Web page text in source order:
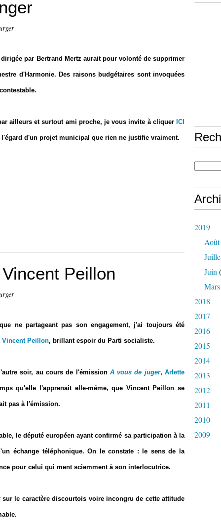
par Bertrand Mertz aurait pour volonté de supprimer
d'Harmonie. Des raisons budgétaires sont invoquées
ailleurs et surtout ami proche, je vous invite à cliquer ICI
d'un projet municipal que rien ne justifie vraiment.
Peillon
ne partageant pas son engagement, j'ai toujours été
Vincent Peillon, brillant espoir du Parti socialiste.
soir, au cours de l'émission A vous de juger, Arlette
qu'elle l'apprenait elle-même, que Vincent Peillon se
pas à l'émission.
le député européen ayant confirmé sa participation à la
échange téléphonique. On le constate : le sens de la
pour celui qui ment sciemment à son interlocutrice.
le caractère discourtois voire incongru de cette attitude
2019
Août
Juin
Mars
2018
2017
2016
2015
2014
2013
2012
2011
2010
2009